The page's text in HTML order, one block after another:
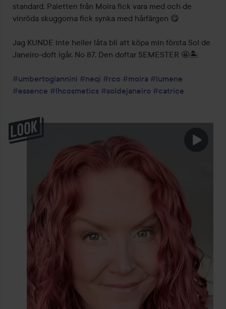
standard. Paletten från Moira fick vara med och de
vinröda skuggorna fick synka med hårfärgen 😋
Jag KUNDE inte heller låta bli att köpa min första Sol de
Janeiro-doft igår. No 87. Den doftar SEMESTER 🤩🏝️
#umbertogiannini #neqi #rco #moira #lumene
#essence #lhcosmetics #soldejaneiro #catrice